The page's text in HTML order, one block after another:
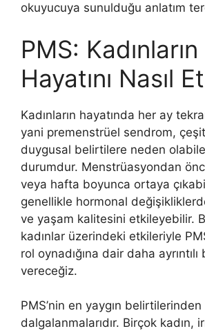
okuyucuya sunulduğu anlatım
PMS: Kadınların
Hayatını Nasıl
Kadınların hayatında her ay
yani premenstrüel sendrom,
duygusal belirtilere neden
durumdur. Menstrüasyondan
veya hafta boyunca ortaya
genellikle hormonal
ve yaşam kalitesini etkileyebilir.
kadınlar üzerindeki etkileriyle
rol oynadığına dair daha
vereceğiz.
PMS’nin en yaygın
dalgalanmalarıdır. Birçok kadın,